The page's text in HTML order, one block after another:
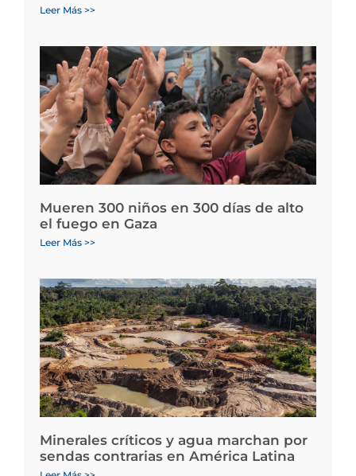
Leer Más >>
Mueren 300 niños en 300 días de alto
el fuego en Gaza
Leer Más >>
Minerales críticos y agua marchan por
sendas contrarias en América Latina